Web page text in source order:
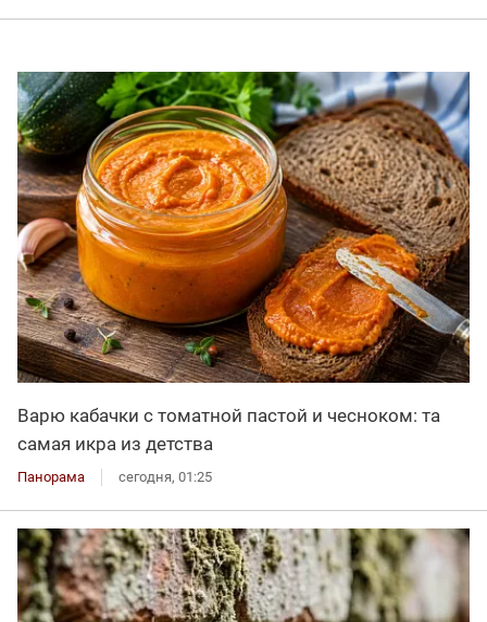
Варю кабачки с томатной пастой и чесноком: та
самая икра из детства
Панорама сегодня, 01:25